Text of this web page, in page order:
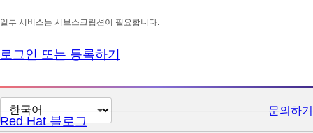
일부 서비스는 서브스크립션이 필요합니다.
로그인 또는 등록하기
페
이
문의하기
Red Hat 블로그